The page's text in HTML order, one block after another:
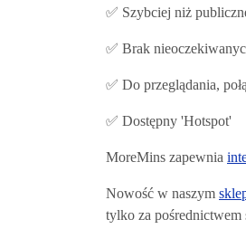
✅ Szybciej niż
✅ Brak
✅ Do przeglądania,
✅ Dostępny 'Hotspot'
MoreMins zapewnia
Nowość w naszym
tylko za pośrednictwem